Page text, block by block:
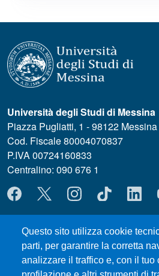
Questo sito utilizza cookie
parti, per garantire la corretta
analizzare il traffico e, con il tuo
Università degli Studi di Messina
Piazza Pugliatti, 1 - 98122 Messina
Cod. Fiscale 80004070837
P.IVA 00724160833
Centralino: 090 676 1
MENÙ SOCIAL
MENÙ FOOTER 1
Where we are
Forms and Templates
Council Meetings